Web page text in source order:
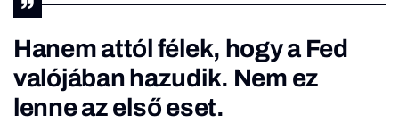
Hanem attól félek, hogy a Fed
valójában hazudik. Nem ez
lenne az első eset.